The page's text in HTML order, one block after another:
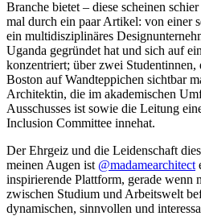
Branche bietet – diese scheinen
mal durch ein paar Artikel: von einer
ein multidisziplinäres
Uganda gegründet hat und sich auf
konzentriert; über zwei
Boston auf Wandteppichen sichtbar
Architektin, die im akademischen
Ausschusses ist sowie die Leitung
Inclusion Committee innehat.
Der Ehrgeiz und die Leidenschaft
meinen Augen ist @madamearchitect
inspirierende Plattform, gerade wenn
zwischen Studium und Arbeitswelt
dynamischen, sinnvollen und